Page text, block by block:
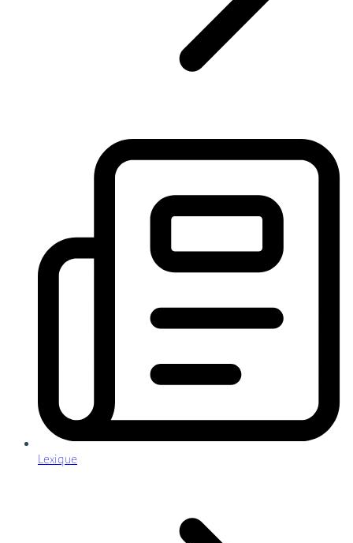
Lexique